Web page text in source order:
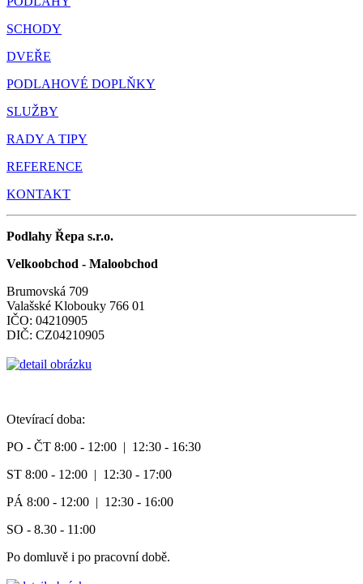
SCHODY
DVEŘE
PODLAHOVÉ DOPLŇKY
SLUŽBY
RADY A TIPY
REFERENCE
KONTAKT
Podlahy Řepa s.r.o.
Velkoobchod - Maloobchod
Brumovská 709
Valašské Klobouky 766 01
IČO: 04210905
DIČ: CZ04210905
Otevírací doba:
PO - ČT 8:00 - 12:00 | 12:30 - 16:30
ST 8:00 - 12:00 | 12:30 - 17:00
PÁ 8:00 - 12:00 | 12:30 - 16:00
SO - 8.30 - 11:00
Po domluvě i po pracovní době.